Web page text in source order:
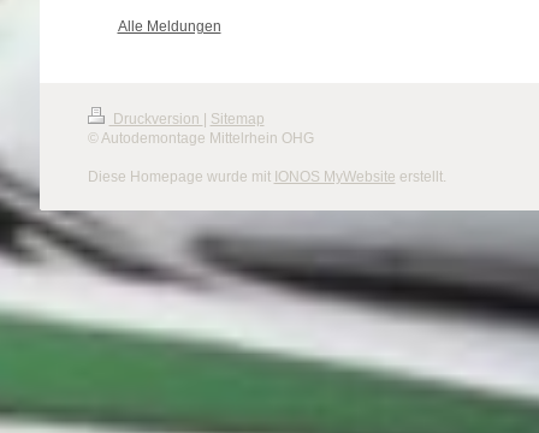
Alle Meldungen
Druckversion | Sitemap
© Autodemontage Mittelrhein OHG
Diese Homepage wurde mit IONOS MyWebsite erstellt.